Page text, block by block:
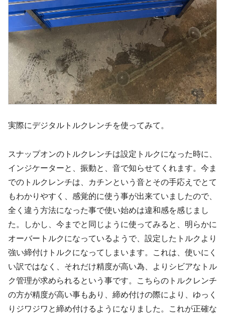
実際にデジタルトルクレンチを使ってみて。
スナップオンのトルクレンチは設定トルクになった時に、
インジケーターと、振動と、音で知らせてくれます。今ま
でのトルクレンチは、カチンという音とその手応えでとて
もわかりやすく、感覚的に使う事が出来ていましたので、
全く違う方法になった事で使い始めは違和感を感じまし
た。しかし、今までと同じように使ってみると、明らかに
オーバートルクになっているようで、設定したトルクより
強い締付けトルクになってしまいます。これは、使いにく
い訳ではなく、それだけ精度が高い為、よりシビアなトル
ク管理が求められるという事です。こちらのトルクレンチ
の方が精度が高い事もあり、締め付けの際により、ゆっく
りジワジワと締め付けるようになりました。これが正確な